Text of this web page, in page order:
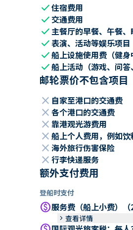
check住宿费用
check 交通费用
check主餐厅的早餐、午餐
check表演、活动等娱乐项目
check船上设施使用费（健身
check船上活动（游戏、问答
邮轮票价不包含项目
close 自家至港口的交通费
close 各个港口的交通费
close 靠港观光游费用
close 船上个人费用，例如
close 海外旅行伤害保险
close 行李快递服务
额外支付费用
登船时支付
paid服务费（船上小费）（
keyboard_arrow_right 查看详情